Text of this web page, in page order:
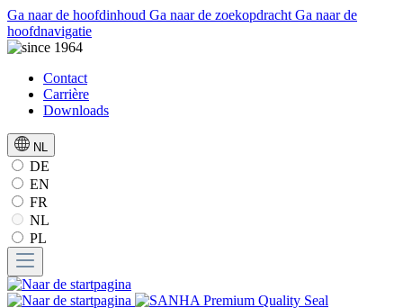
Ga naar de hoofdinhoud Ga naar de zoekopdracht Ga naar de
hoofdnavigatie
Contact
Carrière
Downloads
NL
DE
EN
FR
NL
PL